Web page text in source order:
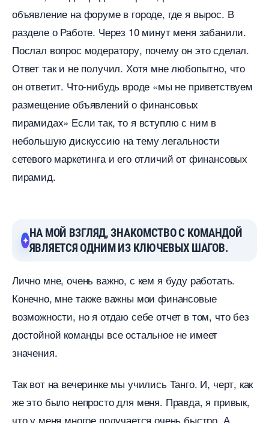
объявление на форуме в городе, где я вырос.
разделе о Работе. Через 10 минут меня забанили.
Послал вопрос модератору, почему он это сделал.
Ответ так и не получил. Хотя мне любопытно, что
он ответит. Что-нибудь вроде «мы не приветствуем
размещение объявлений о финансовых
пирамидах» Если так, то я вступлю с ним
небольшую дискуссию на тему легальности
сетевого маркетинга и его отличий от финансовых
пирамид.
НА МОЙ ВЗГЛЯД, ЗНАКОМСТВО С КОМАНДОЙ
ЯВЛЯЕТСЯ ОДНИМ ИЗ КЛЮЧЕВЫХ ШАГОВ.
Лично мне, очень важно, с кем я буду работать.
Конечно, мне также важны мои финансовые
озможности, но я отдаю себе отчет в том, что без
достойной команды все остальное не имеет
значения.
Так вот на вечеринке мы учились Танго. И, черт, как
же это было непросто для меня. Правда, я привык,
что у меня многое получается очень быстро. А